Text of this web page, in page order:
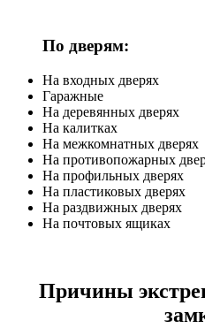
По дверям:
На входных дверях
Гаражные
На деревянных дверях
На калитках
На межкомнатных дверях
На противопожарных
На профильных дверях
На пластиковых дверях
На раздвижных дверях
На почтовых ящиках
Причины